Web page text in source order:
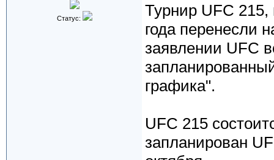
Статус:
Турнир UFC 215,
года перенесли
заявлении UFC
графика".
UFC 215
запланирован